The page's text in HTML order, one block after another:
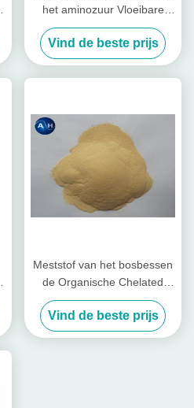
het aminozuur Vloeibare
Calcium voor Banaanbomen
Vind de beste prijs
Meststof van het bosbessen
de Organische Chelated
Borium, Chelated
Calciummeststof
Vind de beste prijs